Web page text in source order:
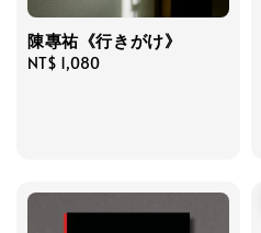
陳專祐《行きがけ》
Regular
NT$ 1,080